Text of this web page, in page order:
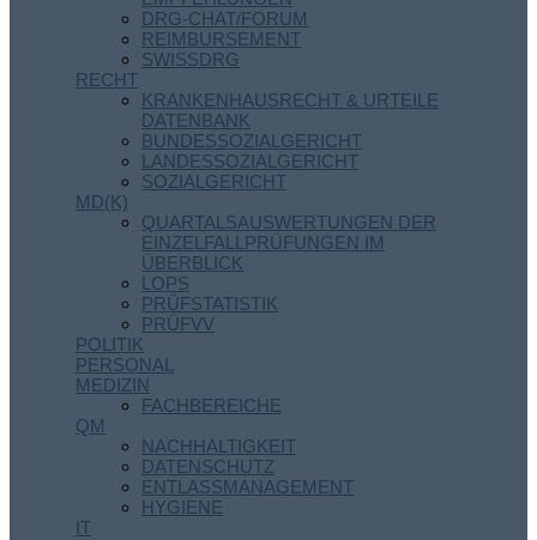
DRG-CHAT/FORUM
REIMBURSEMENT
SWISSDRG
RECHT
KRANKENHAUSRECHT & URTEILE
DATENBANK
BUNDESSOZIALGERICHT
LANDESSOZIALGERICHT
SOZIALGERICHT
MD(K)
QUARTALSAUSWERTUNGEN DER
EINZELFALLPRÜFUNGEN IM
ÜBERBLICK
LOPS
PRÜFSTATISTIK
PRÜFVV
POLITIK
PERSONAL
MEDIZIN
FACHBEREICHE
QM
NACHHALTIGKEIT
DATENSCHUTZ
ENTLASSMANAGEMENT
HYGIENE
IT